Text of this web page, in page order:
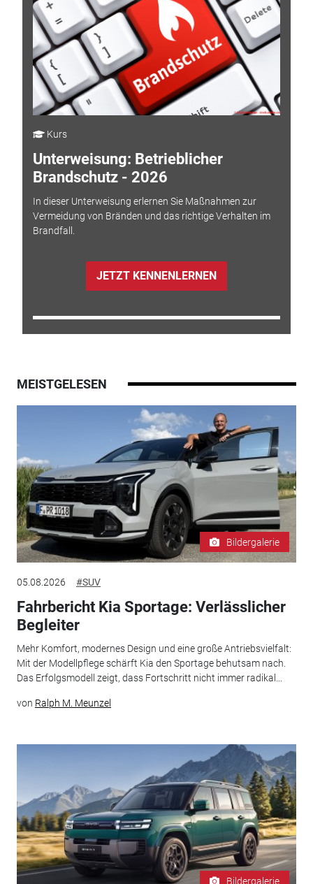
Kurs
Unterweisung: Betrieblicher
Brandschutz - 2026
In dieser Unterweisung erlernen Sie Maßnahmen zur
Vermeidung von Bränden und das richtige Verhalten im
Brandfall.
JETZT KENNENLERNEN
MEISTGELESEN
Bildergalerie
05.08.2026 #SUV
Fahrbericht Kia Sportage: Verlässlicher
Begleiter
Mehr Komfort, modernes Design und eine große Antriebsvielfalt:
Mit der Modellpflege schärft Kia den Sportage behutsam nach.
Das Erfolgsmodell zeigt, dass Fortschritt nicht immer radikal...
von Ralph M. Meunzel
Bildergalerie